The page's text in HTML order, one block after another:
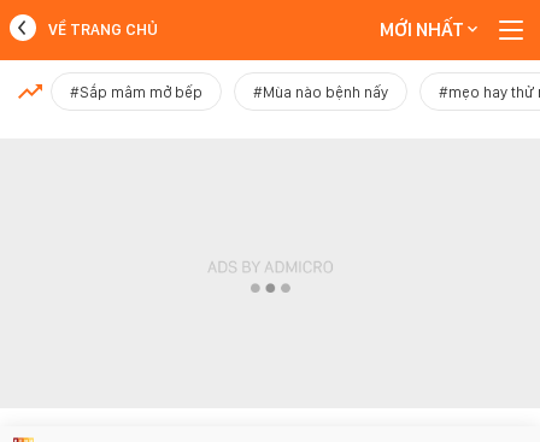
MỚI NHẤT
VỀ TRANG CHỦ MỚI NHẤT
#Sắp mâm mở bếp #Mùa nào bệnh nấy #mẹo hay thử